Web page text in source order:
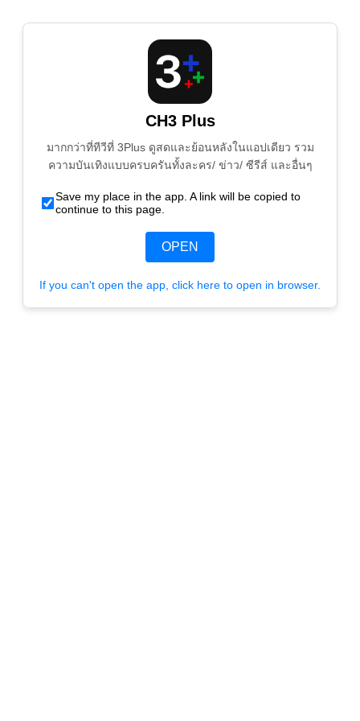
CH3 Plus
มากกว่าที่ทีวีที่ 3Plus ดูสดและย้อนหลังในแอปเดียว รวม
ความบันเทิงแบบครบครันทั้งละคร/ ข่าว/ ซีรีส์ และอื่นๆ
Save my place in the app. A link will be copied to
continue to this page.
OPEN
If you can't open the app, click here to open in browser.